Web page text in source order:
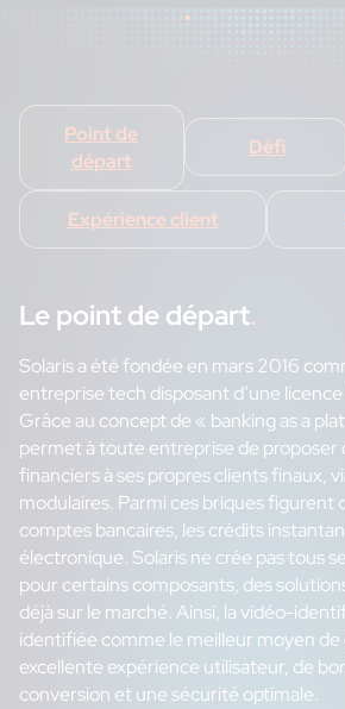
Point de
départ
Défi
Expérience client
Le point de départ.
Solaris a été fondée en mars 2016
entreprise tech disposant d’une
Grâce au concept de « banking as a
permet à toute entreprise de proposer
financiers à ses propres clients finaux,
modulaires. Parmi ces briques figurent
comptes bancaires, les crédits
électronique. Solaris ne crée pas tous
pour certains composants, des
déjà sur le marché. Ainsi, la vidéo-
identifiée comme le meilleur moyen
excellente expérience utilisateur, de
conversion et une sécurité optimale.